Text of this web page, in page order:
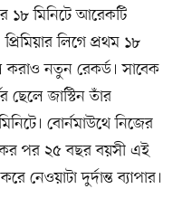
১৮ মিনিটে আরেকটি
লিগে প্রথম ১৮
করাও নতুন রেকর্ড। সাবেক
ছেলে জাস্টিন তাঁর
বোর্নমাউথে নিজের
পর ২৫ বছর বয়সী এই
নেওয়াটা দুর্দান্ত ব্যাপার।